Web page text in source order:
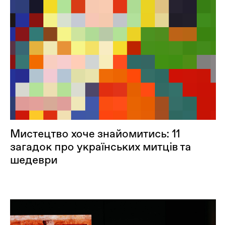
Мистецтво хоче знайомитись: 11
загадок про українських митців та
шедеври